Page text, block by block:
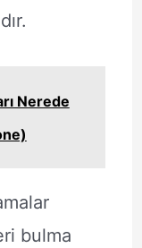
Nerede
bulma